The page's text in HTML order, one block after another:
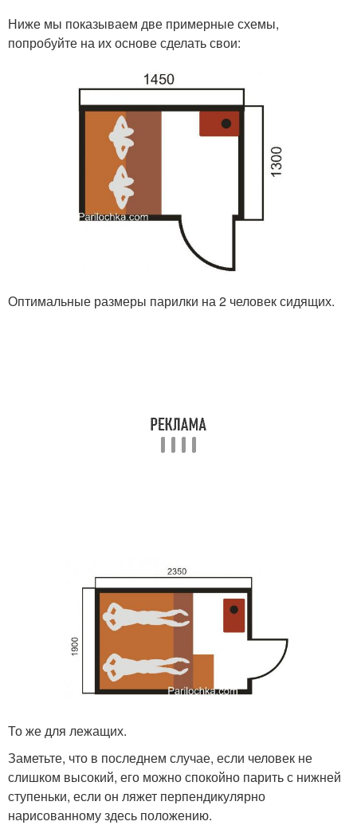
Ниже мы показываем две примерные схемы,
попробуйте на их основе сделать свои:
Оптимальные размеры парилки на 2 человек сидящих.
То же для лежащих.
Заметьте, что в последнем случае, если человек не
слишком высокий, его можно спокойно парить с нижней
ступеньки, если он ляжет перпендикулярно
нарисованному здесь положению.